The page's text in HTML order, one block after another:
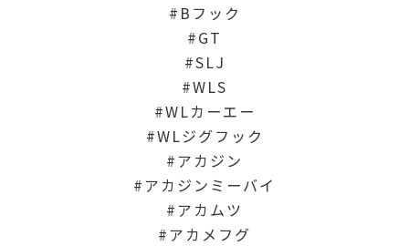
Bフック
GT
SLJ
WLS
WLカーエー
WLジグフック
アカジン
アカジンミーバイ
アカムツ
アカメフグ